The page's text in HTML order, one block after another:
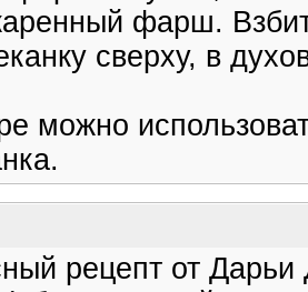
фарш.
сверху, в
можно
рецепт от